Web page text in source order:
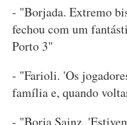
- "Borjada. Extremo
fechou com um
Porto 3"
- "Farioli. 'Os
família e, quando
- "Borja Sainz.